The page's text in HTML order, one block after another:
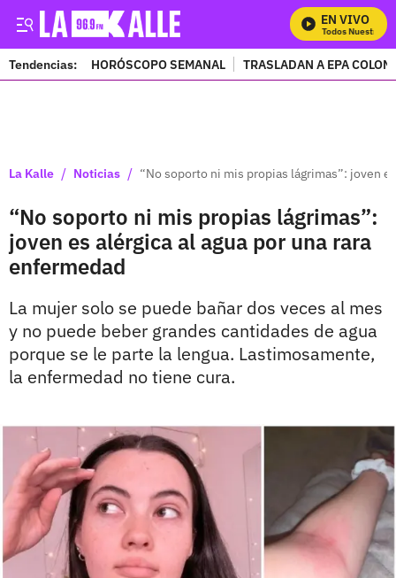
EN VIVO
Mira Todos Nuestros
Tendencias: HORÓSCOPO SEMANAL TRASLADAN A EPA
La Kalle / Noticias / “No soporto ni mis propias lágrimas”: joven
“No soporto ni mis propias lágrimas”:
joven es alérgica al agua por una rara
enfermedad
La mujer solo se puede bañar dos veces al mes
y no puede beber grandes cantidades de agua
porque se le parte la lengua. Lastimosamente,
la enfermedad no tiene cura.